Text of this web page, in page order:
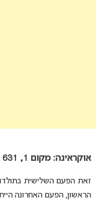
אוקראינה: מקום 1, 631 נקודות
זאת הפעם השלישית
הראשון, הפעם האחרונה הייתה